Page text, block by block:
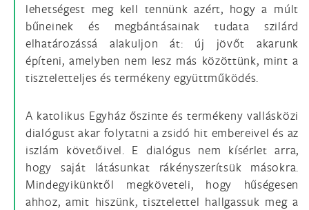
lehetségest meg kell tennünk azért, hogy a múlt
bűneinek és megbántásainak tudata szilárd
elhatározássá alakuljon át: új jövőt akarunk
építeni, amelyben nem lesz más közöttünk, mint a
tiszteletteljes és termékeny együttműködés.
A katolikus Egyház őszinte és termékeny vallásközi
dialógust akar folytatni a zsidó hit embereivel és az
iszlám követőivel. E dialógus nem kísérlet arra,
hogy saját látásunkat rákényszerítsük másokra.
Mindegyikünktől megköveteli, hogy hűségesen
ahhoz, amit hiszünk, tisztelettel hallgassuk meg a